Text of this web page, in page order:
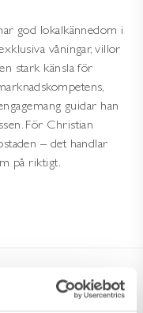
god lokalkännedom i
våningar, villor
stark känsla för
guidar han
För Christian
– det handlar
på riktigt.